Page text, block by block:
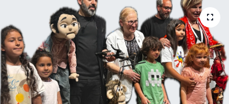
Gündem
KKTC
KKTC YEREL SEÇİM 2018
Kültür Sanat